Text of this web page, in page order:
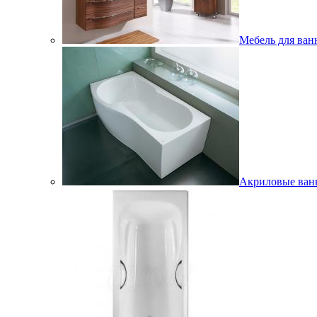
Мебель для
Акриловые